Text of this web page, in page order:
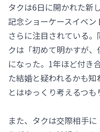
タクは6日に開かれた新
記念ショーケースイベン
さらに注目されている
クは「初めて明かすが
になった。1年ほど付き
た結婚と疑われるかも
とはゆっくり考えるつも
また、タクは交際相手